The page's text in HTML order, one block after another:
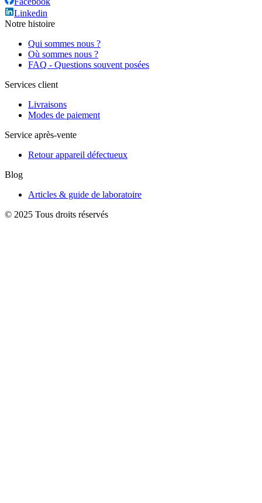
Linkedin
Notre histoire
Qui sommes nous ?
Où sommes nous ?
FAQ - Questions souvent posées
Services client
Livraisons
Modes de paiement
Service après-vente
Retour appareil défectueux
Blog
Articles & guide de laboratoire
© 2025 Tous droits réservés